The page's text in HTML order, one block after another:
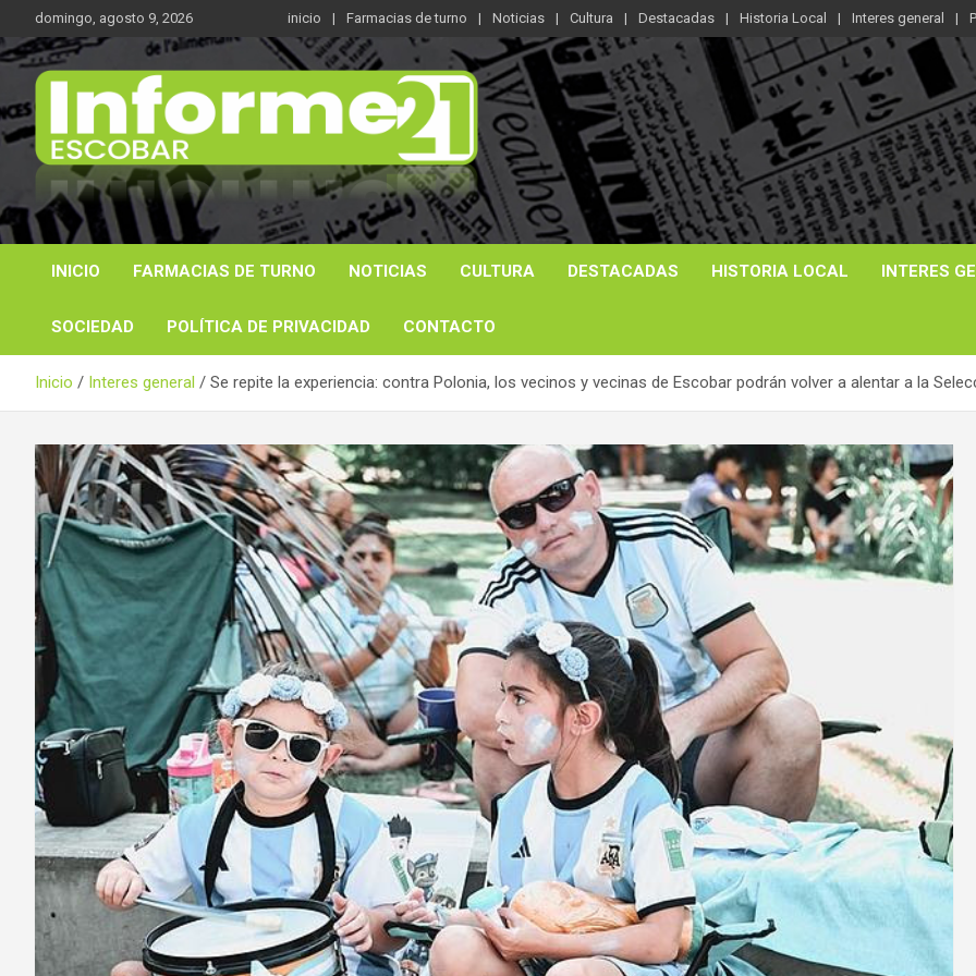
al
contenido
domingo, agosto 9, 2026 inicio Farmacias de turno Noticias Cultura Destacadas Historia Local Interes general
Informe 21
Noticas reales
INICIO FARMACIAS DE TURNO NOTICIAS CULTURA DESTACADAS HISTORIA LOCAL INTERES
SOCIEDAD POLÍTICA DE PRIVACIDAD CONTACTO
Inicio Interes general Se repite la experiencia: contra Polonia, los vecinos y vecinas de Escobar podrán volver a alentar a la